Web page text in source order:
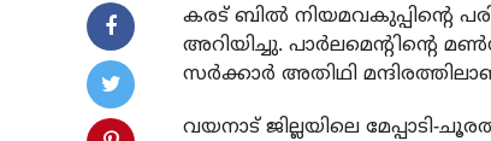
കരട് ബില്‍ നിയമവകുപ്പിന്‍റെ
അറിയിച്ചു. പാർലമെന്റിന്റെ
സർക്കാർ അതിഥി
വയനാട് ജില്ലയിലെ മേപ്പാടി-